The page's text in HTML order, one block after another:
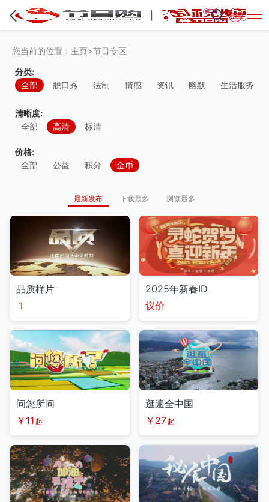
登录
您当前的位置： 主页>节目专区
分类:
全部
脱口秀 法制 情感 资讯 幽默 生活服务
清晰度:
全部
高清 标清
价格:
全部
公益 积分 金币
最新发布 下载最多 浏览最多
品质样片
1
2025年新春ID
议价
问您所问
￥11 起
逛遍全中国
￥27 起